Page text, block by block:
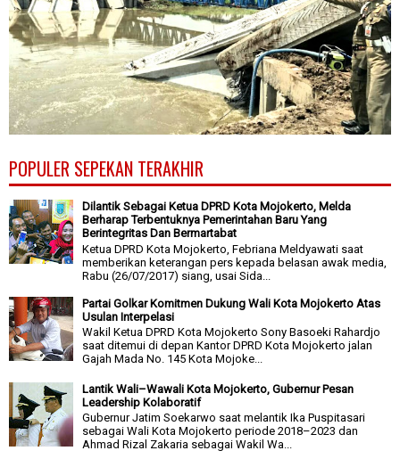
POPULER SEPEKAN TERAKHIR
Dilantik Sebagai Ketua DPRD Kota Mojokerto, Melda
Berharap Terbentuknya Pemerintahan Baru Yang
Berintegritas Dan Bermartabat
Ketua DPRD Kota Mojokerto, Febriana Meldyawati saat
memberikan keterangan pers kepada belasan awak media,
Rabu (26/07/2017) siang, usai Sida...
Partai Golkar Komitmen Dukung Wali Kota Mojokerto Atas
Usulan Interpelasi
Wakil Ketua DPRD Kota Mojokerto Sony Basoeki Rahardjo
saat ditemui di depan Kantor DPRD Kota Mojokerto jalan
Gajah Mada No. 145 Kota Mojoke...
Lantik Wali–Wawali Kota Mojokerto, Gubernur Pesan
Leadership Kolaboratif
Gubernur Jatim Soekarwo saat melantik Ika Puspitasari
sebagai Wali Kota Mojokerto periode 2018–2023 dan
Ahmad Rizal Zakaria sebagai Wakil Wa...